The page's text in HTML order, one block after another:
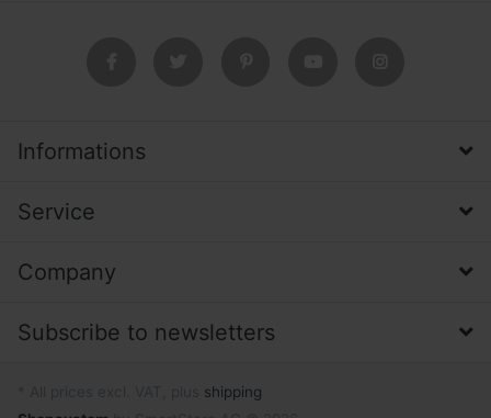
Informations
Service
Company
Subscribe to newsletters
shipping